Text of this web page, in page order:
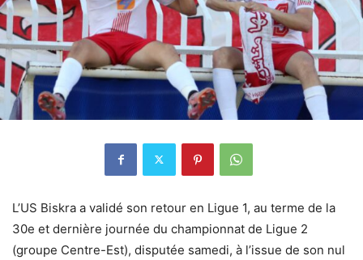
L’US Biskra a validé son retour en Ligue 1, au terme de la
30e et dernière journée du championnat de Ligue 2
(groupe Centre-Est), disputée samedi, à l’issue de son nul